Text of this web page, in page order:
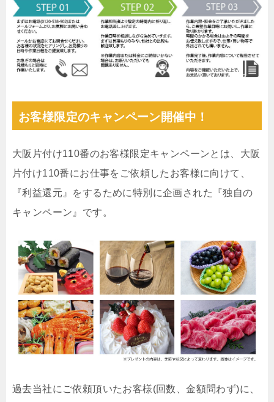
お客様限定のキャンペーン開催中！
大阪片付け110番のお客様限定キャンペーンとは、大阪
片付け110番にお仕事をご依頼したお客様に向けて、
『利益還元』をするために特別に企画された『独自の
キャンペーン』です。
過去当社にご依頼頂いたお客様(回数、金額問わず)に、